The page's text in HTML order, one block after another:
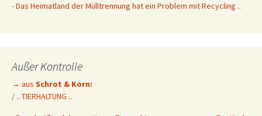
-Das Heimatland der Mülltrennung hat ein Problem mit Recycling ..
Außer Kontrolle
→ aus Schrot & Korn:
/ .. TIERHALTUNG ..